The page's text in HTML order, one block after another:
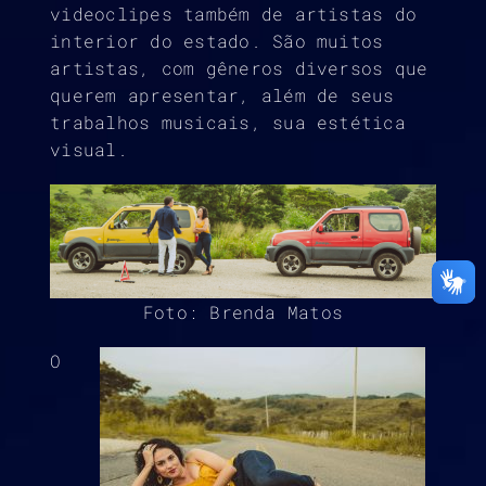
videoclipes também de artistas do
interior do estado. São muitos
artistas, com gêneros diversos que
querem apresentar, além de seus
trabalhos musicais, sua estética
visual.
Foto: Brenda Matos
O